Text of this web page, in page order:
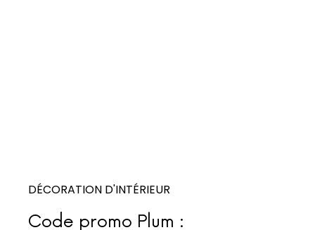
DÉCORATION D'INTÉRIEUR
Code promo Plum :